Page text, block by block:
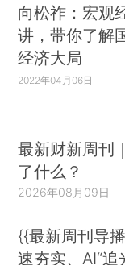
向松祚：宏观
讲，带你了解
经济大局
2022年04月06日
最新财新周刊
了什么？
2026年08月09日
{{最新周刊导
速夯实、AI“追